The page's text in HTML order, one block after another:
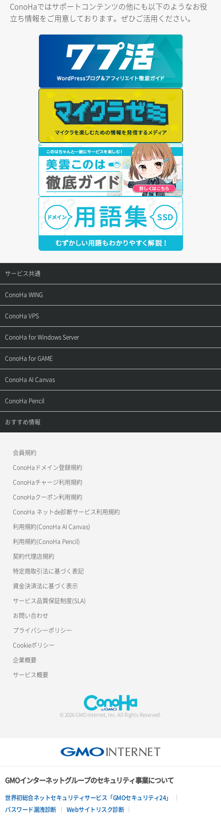
ConoHaではサポートコンテンツの他にも以下のようなお役
立ち情報をご用意しております。ぜひご活用ください。
サービス共通
サポートトップ
ご契約・お支払い
用語集
お問い合わせ
ConoHa WING
サポートトップ
ご利用ガイド
お乗り換えガイド
よくある質問
ConoHa VPS
サポートトップ
ご利用ガイド
APIドキュメントVPS2.0
APIドキュメントVPS3.0
ConoHa for Windows Server
サポートトップ
ご利用ガイド
APIドキュメントVPS2.0
APIドキュメントVPS3.0
ConoHa for GAME
サポートトップ
ご利用ガイド
ConoHa AI Canvas
サポートトップ
ご利用ガイド
ConoHa Pencil
サポートトップ
おすすめ情報
美雲このは徹底ガイド
会員規約
ConoHaドメイン登録規約
ConoHaチャージ利用規約
ConoHaクーポン利用規約
ConoHa ネットde診断サービス利用規約
利用規約(ConoHa AI Canvas)
利用規約(ConoHa Pencil)
契約代理店規約
特定商取引法に基づく表記
資金決済法に基づく表示
サービス品質保証制度(SLA)
お問い合わせ
プライバシーポリシー
Cookieポリシー
企業概要
サービス概要
© 2026 GMO Internet, Inc. All Rights Reserved.
GMOインターネットグループのセキュリティ事業について
世界初総合ネットセキュリティサービス「GMOセキュリティ24」
パスワード漏洩診断
Webサイトリスク診断